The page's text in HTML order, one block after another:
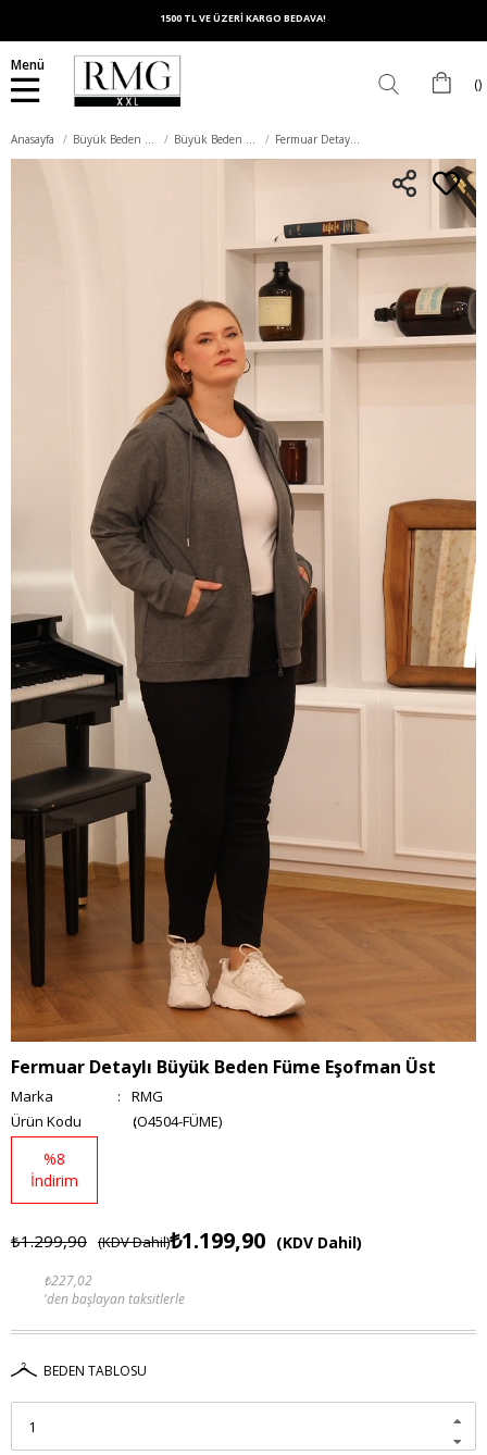
1500 TL VE ÜZERİ KARGO BEDAVA!
Menü
Anasayfa Büyük Beden Üst Giyim Büyük Beden Sweatshirt Fermuar Detaylı Büyük Beden Füme Eşofman Üst
Fermuar Detaylı Büyük Beden Füme Eşofman Üst
Marka :
RMG
(O4504-FÜME)
%8
İndirim
₺1.299,90 (KDV Dahil)₺1.199,90 (KDV Dahil)
₺227,02
'den başlayan taksitlerle
BEDEN TABLOSU